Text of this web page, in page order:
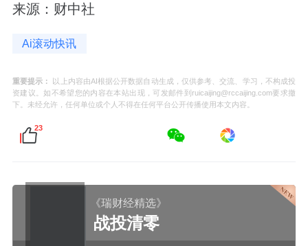
来源：财中社
Ai滚动快讯
重要提示：
以上内容由AI根据公开数据自动生成，仅供参考、交流、学习，不构成投
资建议。如不希望您的内容在本站出现，可发邮件到ruicaijing@rccaijing.com要求撤
下。未经允许，任何单位或个人不得在任何平台公开传播使用本文内容。
23
《瑞财经精选》
战投清零